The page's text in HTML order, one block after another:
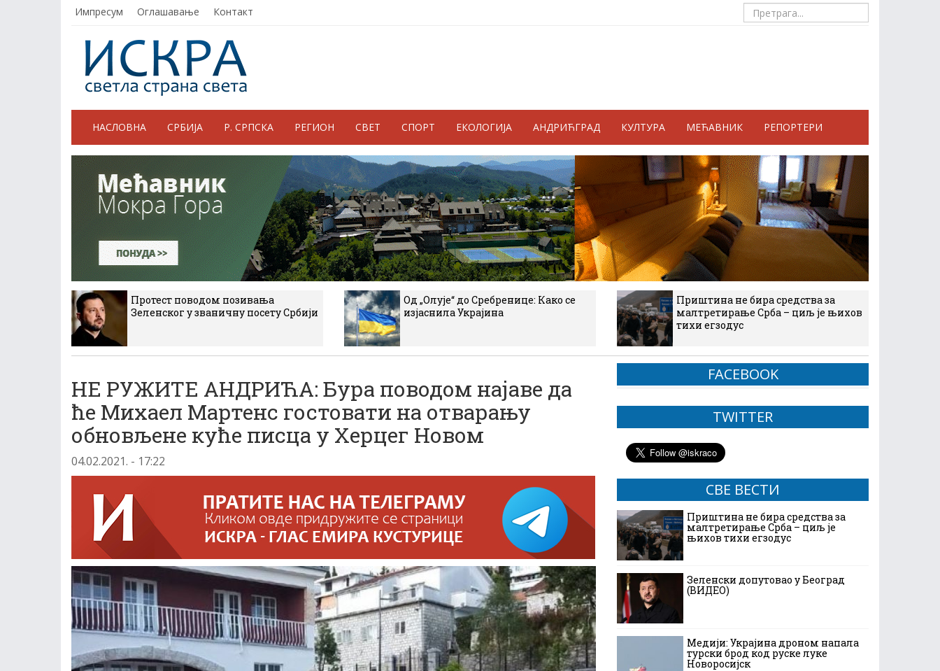
Импресум Оглашавање Контакт
НАСЛОВНА СРБИЈА Р. СРПСКА РЕГИОН СВЕТ СПОРТ ЕКОЛОГИЈА АНДРИЋГРАД КУЛТУРА МЕЋАВНИК РЕПОРТЕРИ
Протест поводом позивања
Зеленског у званичну посету Србији
Од „Олује“ до Сребренице: Како се
изјаснила Украјина
Приштина не бира средства за
малтретирање Срба – циљ је њихов
тихи егзодус
НЕ РУЖИТЕ АНДРИЋА: Бура поводом најаве да
ће Михаел Мартенс гостовати на отварању
обновљене куће писца у Херцег Новом
04.02.2021. - 17:22
FACEBOOK
TWITTER
СВЕ ВЕСТИ
Приштина не бира средства за
малтретирање Срба – циљ је
њихов тихи егзодус
Зеленски допутовао у Београд
(ВИДЕО)
Медији: Украјина дроном напала
турски брод код руске луке
Новоросијск